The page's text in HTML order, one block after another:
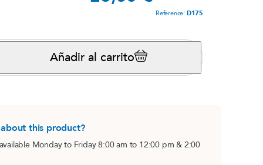
View product
Reference: D175
Añadir al carrito
this product?
Monday to Friday 8:00 am to 12:00 pm & 2:00